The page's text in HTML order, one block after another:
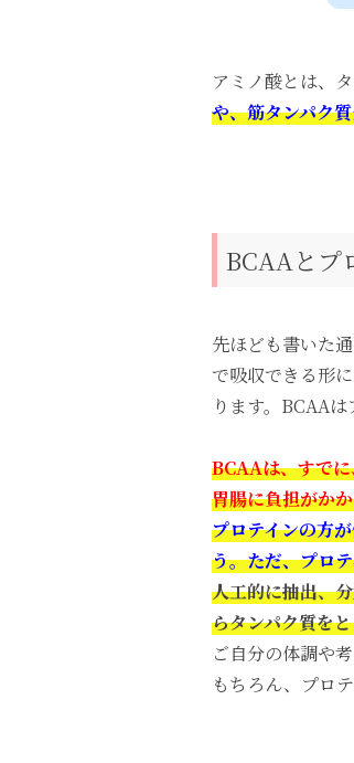
アミノ酸とは、
や、筋タンパク
BCAAとプ
先ほども書いた
で吸収できる形
ります。BCAA
BCAAは、すで
胃腸に負担がか
プロテインの方
う。ただ、プロ
人工的に抽出、
らタンパク質を
ご自分の体調や
もちろん、プロ